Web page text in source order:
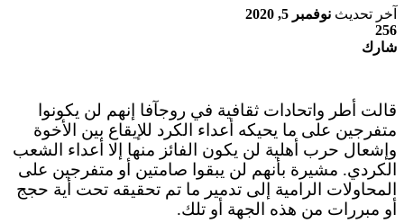
آخر تحديث نوفمبر 5, 2020
256
شارك
قالت أطر واتحادات ثقافية في روجآفا إنهم لن يكونوا
متفرجين على ما يحيكه أعداء الكرد للإيقاع بين الأخوة
وإشعال حرب أهلية لن يكون الفائز منها إلا أعداء الشعب
الكردي. مشيرة بأنهم لن يبقوا صامتين أو متفرجين على
المحاولات الرامية إلى تدمير ما تم تحقيقه تحت أية حجج
أو مبررات من هذه الجهة أو تلك.